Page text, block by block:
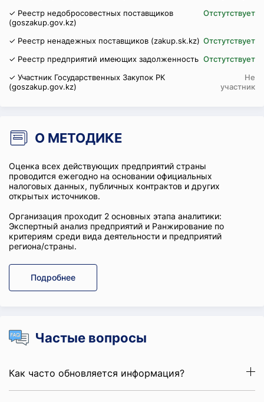
✓ Реестр недобросовестных поставщиков
(goszakup.gov.kz)
Отстутствует
✓ Реестр ненадежных поставщиков (zakup.sk.kz) Отстутствует
✓ Реестр предприятий имеющих задолженность Отстутствует
✓ Участник Государственных Закупок РК
(goszakup.gov.kz)
Не
участник
О МЕТОДИКЕ
Оценка всех действующих предприятий страны
проводится ежегодно на основании официальных
налоговых данных, публичных контрактов и других
открытых источников.
Организация проходит 2 основных этапа аналитики:
Экспертный анализ предприятий и Ранжирование по
критериям среди вида деятельности и предприятий
региона/страны.
Подробнее
Частые вопросы
Как часто обновляется информация?